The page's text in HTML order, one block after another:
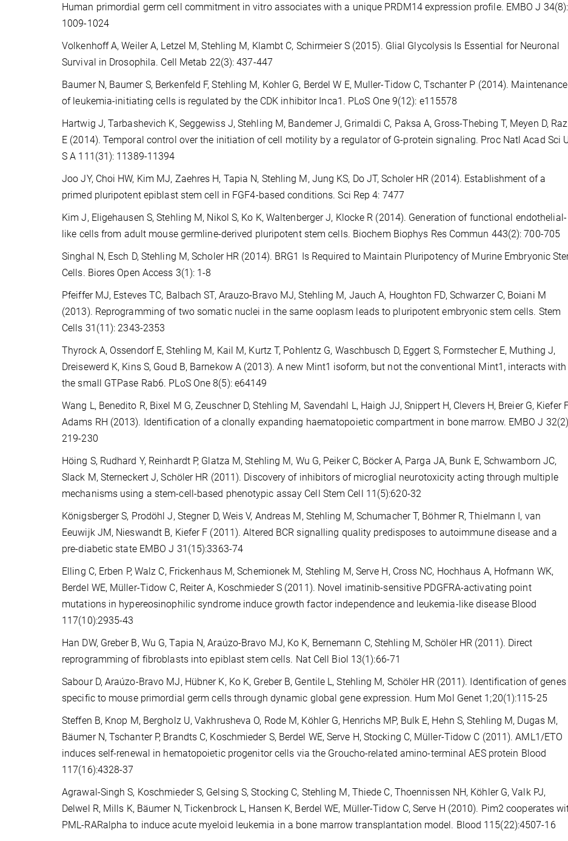
Human primordial germ cell commitment in vitro associates with a unique PRDM14 expression profile. EMBO J 34(8):
1009-1024
Volkenhoff A, Weiler A, Letzel M, Stehling M, Klambt C, Schirmeier S (2015). Glial Glycolysis Is Essential for Neuronal
Survival in Drosophila. Cell Metab 22(3): 437-447
Baumer N, Baumer S, Berkenfeld F, Stehling M, Kohler G, Berdel W E, Muller-Tidow C, Tschanter P (2014). Maintenance
of leukemia-initiating cells is regulated by the CDK inhibitor Inca1. PLoS One 9(12): e115578
Hartwig J, Tarbashevich K, Seggewiss J, Stehling M, Bandemer J, Grimaldi C, Paksa A, Gross-Thebing T, Meyen D, Raz
E (2014). Temporal control over the initiation of cell motility by a regulator of G-protein signaling. Proc Natl Acad Sci
S A 111(31): 11389-11394
Joo JY, Choi HW, Kim MJ, Zaehres H, Tapia N, Stehling M, Jung KS, Do JT, Scholer HR (2014). Establishment of a
primed pluripotent epiblast stem cell in FGF4-based conditions. Sci Rep 4: 7477
Kim J, Eligehausen S, Stehling M, Nikol S, Ko K, Waltenberger J, Klocke R (2014). Generation of functional endothelial-
like cells from adult mouse germline-derived pluripotent stem cells. Biochem Biophys Res Commun 443(2): 700-705
Singhal N, Esch D, Stehling M, Scholer HR (2014). BRG1 Is Required to Maintain Pluripotency of Murine Embryonic
Cells. Biores Open Access 3(1): 1-8
Pfeiffer MJ, Esteves TC, Balbach ST, Arauzo-Bravo MJ, Stehling M, Jauch A, Houghton FD, Schwarzer C, Boiani M
(2013). Reprogramming of two somatic nuclei in the same ooplasm leads to pluripotent embryonic stem cells. Stem
Cells 31(11): 2343-2353
Thyrock A, Ossendorf E, Stehling M, Kail M, Kurtz T, Pohlentz G, Waschbusch D, Eggert S, Formstecher E, Muthing J,
Dreisewerd K, Kins S, Goud B, Barnekow A (2013). A new Mint1 isoform, but not the conventional Mint1, interacts with
the small GTPase Rab6. PLoS One 8(5): e64149
Wang L, Benedito R, Bixel M G, Zeuschner D, Stehling M, Savendahl L, Haigh JJ, Snippert H, Clevers H, Breier G, Kiefer
Adams RH (2013). Identification of a clonally expanding haematopoietic compartment in bone marrow. EMBO J
219-230
Höing S, Rudhard Y, Reinhardt P, Glatza M, Stehling M, Wu G, Peiker C, Böcker A, Parga JA, Bunk E, Schwamborn JC,
Slack M, Sterneckert J, Schöler HR (2011). Discovery of inhibitors of microglial neurotoxicity acting through multiple
mechanisms using a stem-cell-based phenotypic assay Cell Stem Cell 11(5):620-32
Königsberger S, Prodöhl J, Stegner D, Weis V, Andreas M, Stehling M, Schumacher T, Böhmer R, Thielmann I, van
Eeuwijk JM, Nieswandt B, Kiefer F (2011). Altered BCR signalling quality predisposes to autoimmune disease and a
pre-diabetic state EMBO J 31(15):3363-74
Elling C, Erben P, Walz C, Frickenhaus M, Schemionek M, Stehling M, Serve H, Cross NC, Hochhaus A, Hofmann WK,
Berdel WE, Müller-Tidow C, Reiter A, Koschmieder S (2011). Novel imatinib-sensitive PDGFRA-activating point
mutations in hypereosinophilic syndrome induce growth factor independence and leukemia-like disease Blood
117(10):2935-43
Han DW, Greber B, Wu G, Tapia N, Araúzo-Bravo MJ, Ko K, Bernemann C, Stehling M, Schöler HR (2011). Direct
reprogramming of fibroblasts into epiblast stem cells. Nat Cell Biol 13(1):66-71
Sabour D, Araúzo-Bravo MJ, Hübner K, Ko K, Greber B, Gentile L, Stehling M, Schöler HR (2011). Identification of genes
specific to mouse primordial germ cells through dynamic global gene expression. Hum Mol Genet 1;20(1):115-25
Steffen B, Knop M, Bergholz U, Vakhrusheva O, Rode M, Köhler G, Henrichs MP, Bulk E, Hehn S, Stehling M, Dugas M,
Bäumer N, Tschanter P, Brandts C, Koschmieder S, Berdel WE, Serve H, Stocking C, Müller-Tidow C (2011). AML1/ETO
induces self-renewal in hematopoietic progenitor cells via the Groucho-related amino-terminal AES protein Blood
117(16):4328-37
Agrawal-Singh S, Koschmieder S, Gelsing S, Stocking C, Stehling M, Thiede C, Thoennissen NH, Köhler G, Valk PJ,
Delwel R, Mills K, Bäumer N, Tickenbrock L, Hansen K, Berdel WE, Müller-Tidow C, Serve H (2010). Pim2 cooperates
PML-RARalpha to induce acute myeloid leukemia in a bone marrow transplantation model. Blood 115(22):4507-16